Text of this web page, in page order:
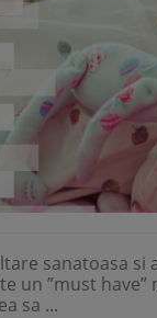
sanatoasa si
”must
sa ...